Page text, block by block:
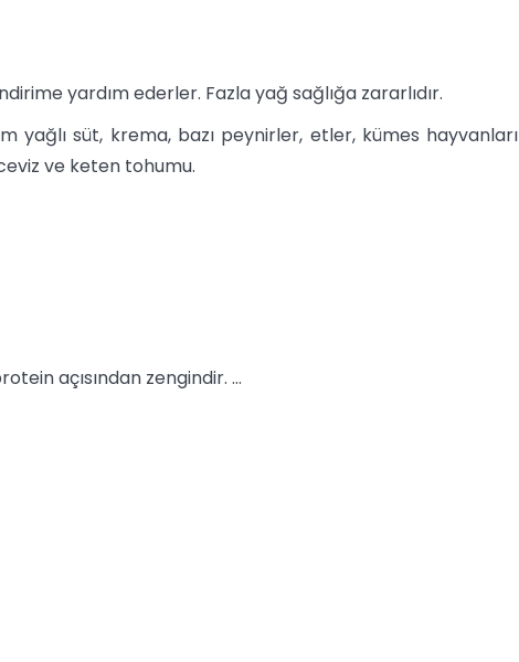
yardım ederler. Fazla yağ sağlığa zararlıdır.
yağlı süt, krema, bazı peynirler, etler, kümes hayvanları
ve keten tohumu.
açısından zengindir. ...